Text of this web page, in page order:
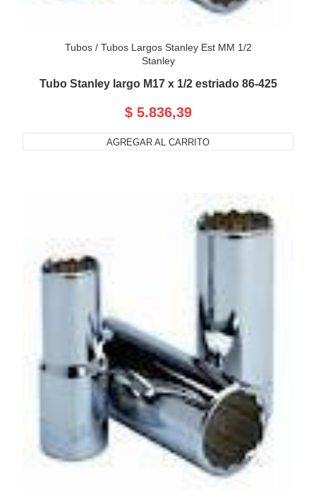
Tubos/ Tubos Largos Stanley Est MM 1/2
Stanley
Tubo Stanley largo M17 x 1/2 estriado 86-425
$ 5.836,39
AGREGAR AL CARRITO